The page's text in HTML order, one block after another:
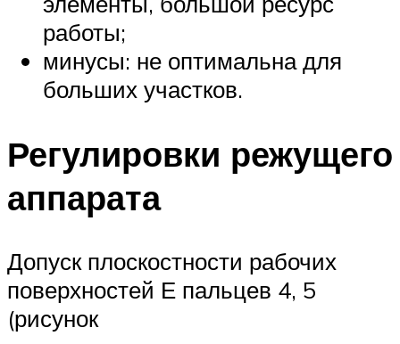
работы;
минусы: не оптимальна для
больших участков.
Регулировки режущего
аппарата
Допуск плоскостности рабочих
поверхностей Е пальцев 4, 5
(рисунок